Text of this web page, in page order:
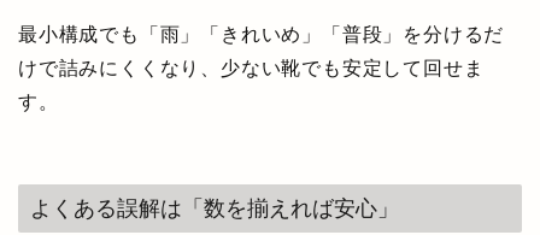
最小構成でも「雨」「きれいめ」「普段」を分けるだ
けで詰みにくくなり、少ない靴でも安定して回せま
す。
よくある誤解は「数を揃えれば安心」